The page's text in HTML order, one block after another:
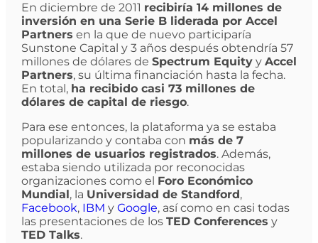
En diciembre de 2011 recibiría 14 millones de
inversión en una Serie B liderada por Accel
Partners en la que de nuevo participaría
Sunstone Capital y 3 años después obtendría 57
millones de dólares de Spectrum Equityy Accel
Partners, su última financiación hasta la fecha.
En total, ha recibido casi 73 millones de
dólares de capital de riesgo.
Para ese entonces, la plataforma ya se estaba
popularizando y contaba con más de 7
millones de usuarios registrados. Además,
estaba siendo utilizada por reconocidas
organizaciones como el Foro Económico
Mundial , la Universidad de Standford ,
Facebook, IBM y Google, así como en casi todas
las presentaciones de los TED Conferences y
TED Talks.